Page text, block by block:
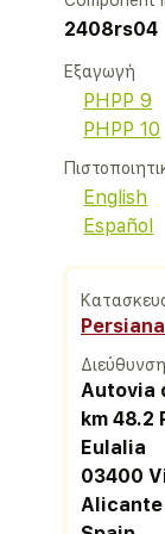
2408rs04
Εξαγωγή
PHPP 9
PHPP 10
English
Español
Διεύθυνση
Autovia
km 48.2
Eulalia
03400
Alicante